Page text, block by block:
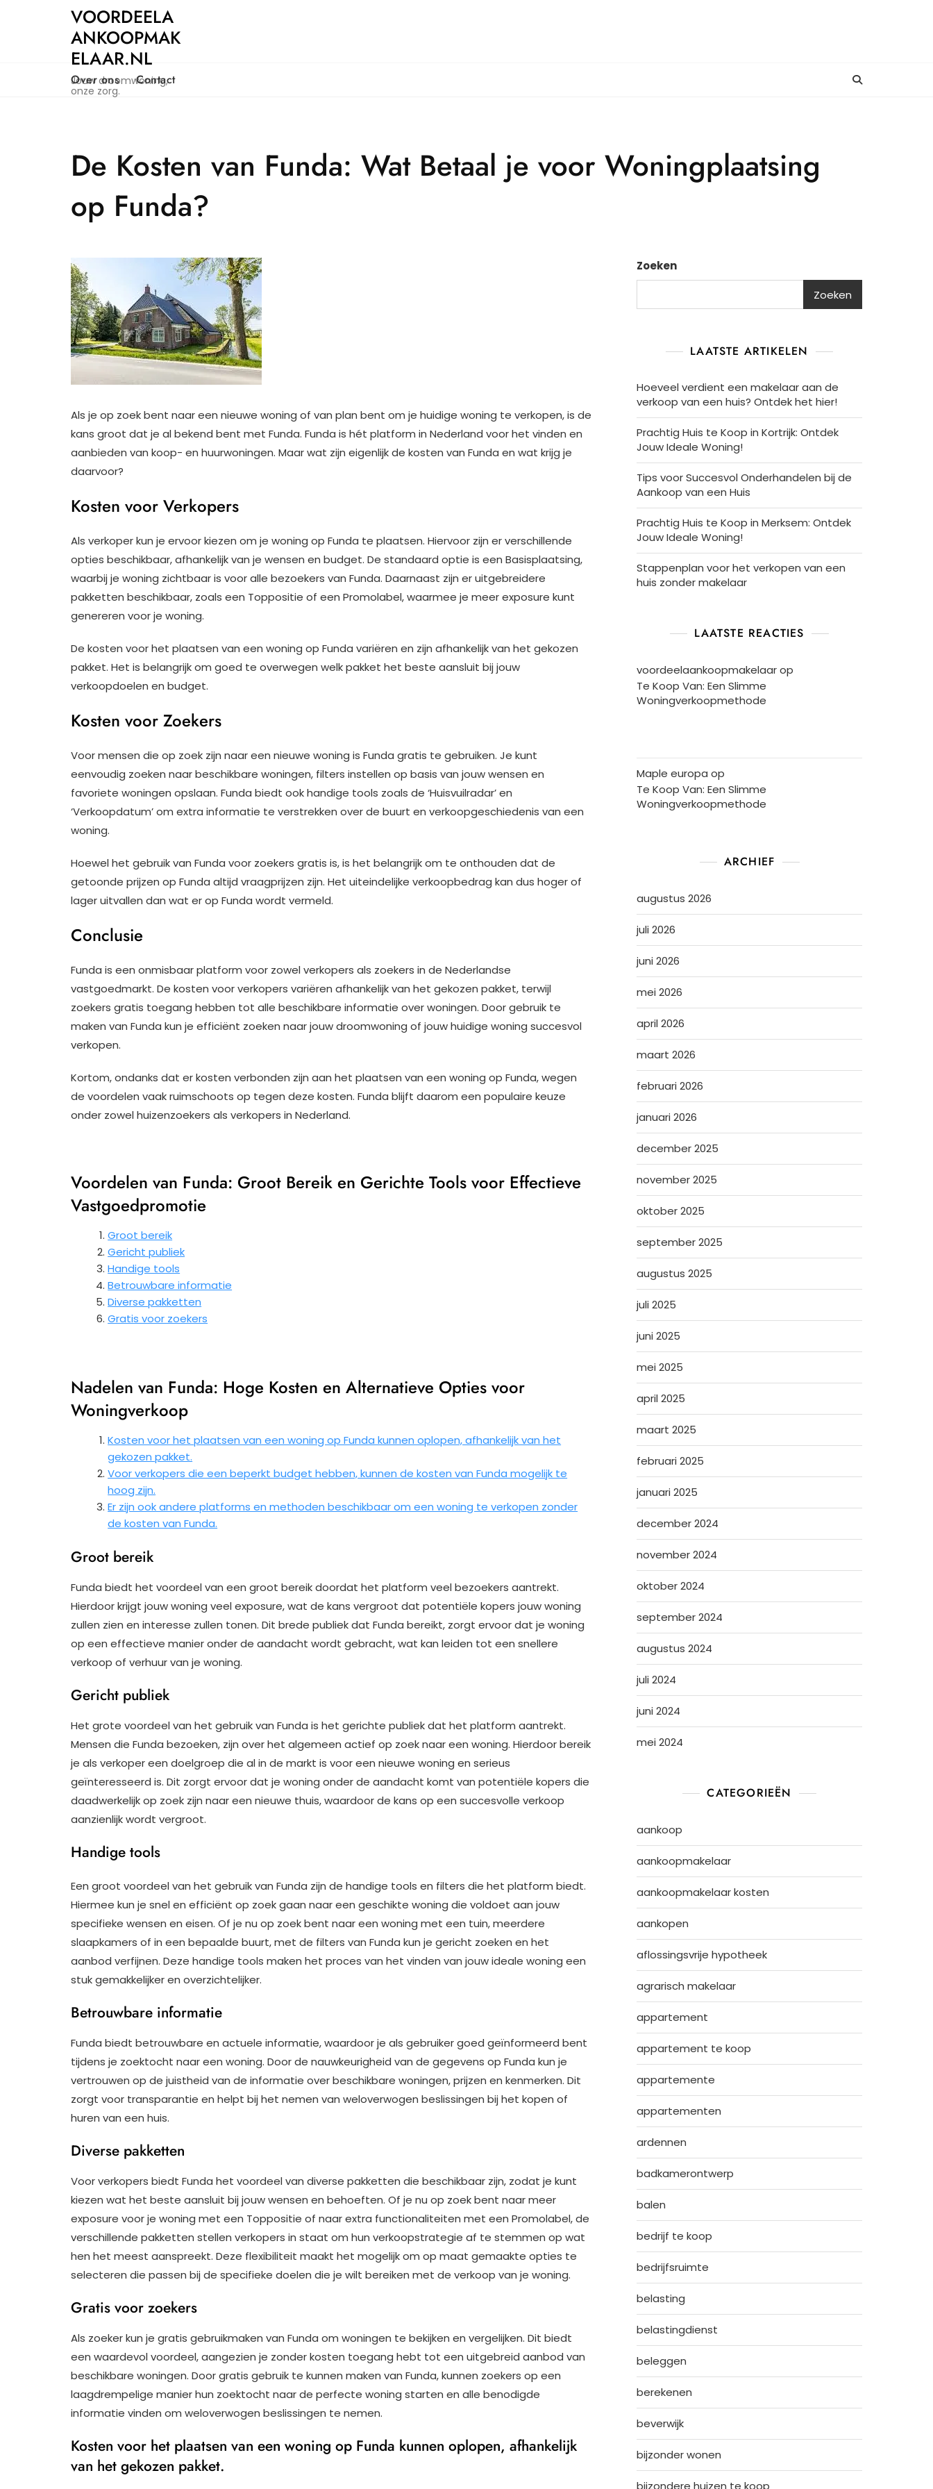
VOORDEELA
ANKOOPMAK
ELAAR.NL
Jouw droomwoning,
onze zorg.
Over ons Contact
De Kosten van Funda: Wat Betaal je voor Woningplaatsing
op Funda?
Als je op zoek bent naar een nieuwe woning of van plan bent om je huidige woning te verkopen, is de
kans groot dat je al bekend bent met Funda. Funda is hét platform in Nederland voor het vinden en
aanbieden van koop- en huurwoningen. Maar wat zijn eigenlijk de kosten van Funda en wat krijg je
daarvoor?
Kosten voor Verkopers
Als verkoper kun je ervoor kiezen om je woning op Funda te plaatsen. Hiervoor zijn er verschillende
opties beschikbaar, afhankelijk van je wensen en budget. De standaard optie is een Basisplaatsing,
waarbij je woning zichtbaar is voor alle bezoekers van Funda. Daarnaast zijn er uitgebreidere
pakketten beschikbaar, zoals een Toppositie of een Promolabel, waarmee je meer exposure kunt
genereren voor je woning.
De kosten voor het plaatsen van een woning op Funda variëren en zijn afhankelijk van het gekozen
pakket. Het is belangrijk om goed te overwegen welk pakket het beste aansluit bij jouw
verkoopdoelen en budget.
Kosten voor Zoekers
Voor mensen die op zoek zijn naar een nieuwe woning is Funda gratis te gebruiken. Je kunt
eenvoudig zoeken naar beschikbare woningen, filters instellen op basis van jouw wensen en
favoriete woningen opslaan. Funda biedt ook handige tools zoals de ‘Huisvuilradar’ en
‘Verkoopdatum’ om extra informatie te verstrekken over de buurt en verkoopgeschiedenis van een
woning.
Hoewel het gebruik van Funda voor zoekers gratis is, is het belangrijk om te onthouden dat de
getoonde prijzen op Funda altijd vraagprijzen zijn. Het uiteindelijke verkoopbedrag kan dus hoger of
lager uitvallen dan wat er op Funda wordt vermeld.
Conclusie
Funda is een onmisbaar platform voor zowel verkopers als zoekers in de Nederlandse
vastgoedmarkt. De kosten voor verkopers variëren afhankelijk van het gekozen pakket, terwijl
zoekers gratis toegang hebben tot alle beschikbare informatie over woningen. Door gebruik te
maken van Funda kun je efficiënt zoeken naar jouw droomwoning of jouw huidige woning succesvol
verkopen.
Kortom, ondanks dat er kosten verbonden zijn aan het plaatsen van een woning op Funda, wegen
de voordelen vaak ruimschoots op tegen deze kosten. Funda blijft daarom een populaire keuze
onder zowel huizenzoekers als verkopers in Nederland.
Voordelen van Funda: Groot Bereik en Gerichte Tools voor Effectieve
Vastgoedpromotie
Groot bereik
Gericht publiek
Handige tools
Betrouwbare informatie
Diverse pakketten
Gratis voor zoekers
Nadelen van Funda: Hoge Kosten en Alternatieve Opties voor
Woningverkoop
Kosten voor het plaatsen van een woning op Funda kunnen oplopen, afhankelijk van het
gekozen pakket.
Voor verkopers die een beperkt budget hebben, kunnen de kosten van Funda mogelijk te
hoog zijn.
Er zijn ook andere platforms en methoden beschikbaar om een woning te verkopen zonder
de kosten van Funda.
Groot bereik
Funda biedt het voordeel van een groot bereik doordat het platform veel bezoekers aantrekt.
Hierdoor krijgt jouw woning veel exposure, wat de kans vergroot dat potentiële kopers jouw woning
zullen zien en interesse zullen tonen. Dit brede publiek dat Funda bereikt, zorgt ervoor dat je woning
op een effectieve manier onder de aandacht wordt gebracht, wat kan leiden tot een snellere
verkoop of verhuur van je woning.
Gericht publiek
Het grote voordeel van het gebruik van Funda is het gerichte publiek dat het platform aantrekt.
Mensen die Funda bezoeken, zijn over het algemeen actief op zoek naar een woning. Hierdoor bereik
je als verkoper een doelgroep die al in de markt is voor een nieuwe woning en serieus
geïnteresseerd is. Dit zorgt ervoor dat je woning onder de aandacht komt van potentiële kopers die
daadwerkelijk op zoek zijn naar een nieuwe thuis, waardoor de kans op een succesvolle verkoop
aanzienlijk wordt vergroot.
Handige tools
Een groot voordeel van het gebruik van Funda zijn de handige tools en filters die het platform biedt.
Hiermee kun je snel en efficiënt op zoek gaan naar een geschikte woning die voldoet aan jouw
specifieke wensen en eisen. Of je nu op zoek bent naar een woning met een tuin, meerdere
slaapkamers of in een bepaalde buurt, met de filters van Funda kun je gericht zoeken en het
aanbod verfijnen. Deze handige tools maken het proces van het vinden van jouw ideale woning een
stuk gemakkelijker en overzichtelijker.
Betrouwbare informatie
Funda biedt betrouwbare en actuele informatie, waardoor je als gebruiker goed geïnformeerd bent
tijdens je zoektocht naar een woning. Door de nauwkeurigheid van de gegevens op Funda kun je
vertrouwen op de juistheid van de informatie over beschikbare woningen, prijzen en kenmerken. Dit
zorgt voor transparantie en helpt bij het nemen van weloverwogen beslissingen bij het kopen of
huren van een huis.
Diverse pakketten
Voor verkopers biedt Funda het voordeel van diverse pakketten die beschikbaar zijn, zodat je kunt
kiezen wat het beste aansluit bij jouw wensen en behoeften. Of je nu op zoek bent naar meer
exposure voor je woning met een Toppositie of naar extra functionaliteiten met een Promolabel, de
verschillende pakketten stellen verkopers in staat om hun verkoopstrategie af te stemmen op wat
hen het meest aanspreekt. Deze flexibiliteit maakt het mogelijk om op maat gemaakte opties te
selecteren die passen bij de specifieke doelen die je wilt bereiken met de verkoop van je woning.
Gratis voor zoekers
Als zoeker kun je gratis gebruikmaken van Funda om woningen te bekijken en vergelijken. Dit biedt
een waardevol voordeel, aangezien je zonder kosten toegang hebt tot een uitgebreid aanbod van
beschikbare woningen. Door gratis gebruik te kunnen maken van Funda, kunnen zoekers op een
laagdrempelige manier hun zoektocht naar de perfecte woning starten en alle benodigde
informatie vinden om weloverwogen beslissingen te nemen.
Kosten voor het plaatsen van een woning op Funda kunnen oplopen, afhankelijk
van het gekozen pakket.
Zoeken
Zoeken
LAATSTE ARTIKELEN
Hoeveel verdient een makelaar aan de
verkoop van een huis? Ontdek het hier!
Prachtig Huis te Koop in Kortrijk: Ontdek
Jouw Ideale Woning!
Tips voor Succesvol Onderhandelen bij de
Aankoop van een Huis
Prachtig Huis te Koop in Merksem: Ontdek
Jouw Ideale Woning!
Stappenplan voor het verkopen van een
huis zonder makelaar
LAATSTE REACTIES
voordeelaankoopmakelaarop
Te Koop Van: Een Slimme
Woningverkoopmethode
Maple europa op
Te Koop Van: Een Slimme
Woningverkoopmethode
ARCHIEF
augustus 2026
juli 2026
juni 2026
mei 2026
april 2026
maart 2026
februari 2026
januari 2026
december 2025
november 2025
oktober 2025
september 2025
augustus 2025
juli 2025
juni 2025
mei 2025
april 2025
maart 2025
februari 2025
januari 2025
december 2024
november 2024
oktober 2024
september 2024
augustus 2024
juli 2024
juni 2024
mei 2024
CATEGORIEËN
aankoop
aankoopmakelaar
aankoopmakelaar kosten
aankopen
aflossingsvrije hypotheek
agrarisch makelaar
appartement
appartement te koop
appartemente
appartementen
ardennen
badkamerontwerp
balen
bedrijf te koop
bedrijfsruimte
belasting
belastingdienst
beleggen
berekenen
beverwijk
bijzonder wonen
bijzondere huizen te koop